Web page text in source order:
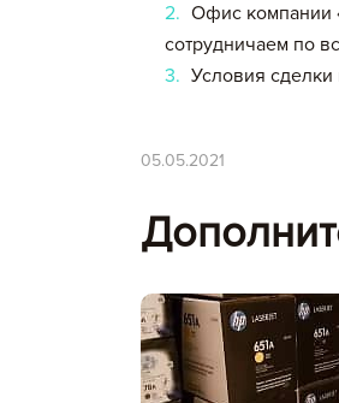
Офис компании
сотрудничаем по
Условия
05.05.2021